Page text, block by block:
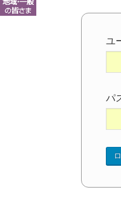
ユ
パ